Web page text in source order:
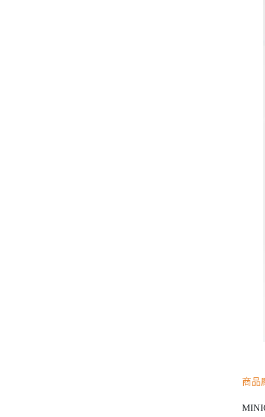
商品